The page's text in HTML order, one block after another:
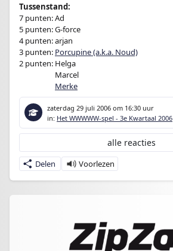
Tussenstand:
7 punten: Ad
5 punten: G-force
4 punten: arjan
3 punten: Porcupine (a.k.a. Noud)
2 punten: Helga
Marcel
Merke
zaterdag 29 juli 2006 om 16:30 uur
in: Het WWWWW-spel - 3e Kwartaal 2006
Delen
alle reacties